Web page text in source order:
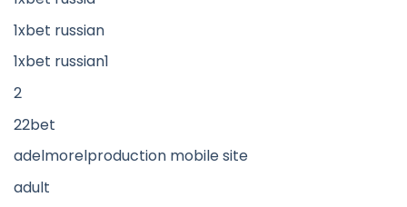
1xbet russian
1xbet russian1
2
22bet
adelmorelproduction mobile site
adult